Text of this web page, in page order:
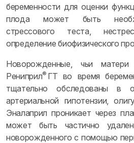
беременности для оценки
плода может быть
стрессового теста,
определение биофизического
Новорожденные, чьи матери
Рениприл® ГТ во время
тщательно обследованы в
артериальной гипотензии,
Эналаприл проникает через
может быть частично
новорожденного с помощью